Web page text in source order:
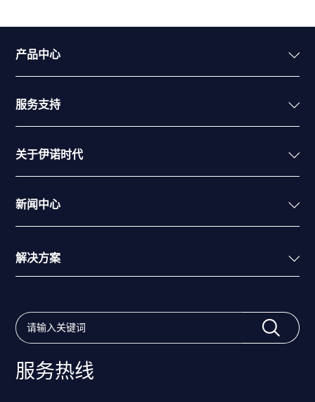
产品中心
服务支持
关于伊诺时代
新闻中心
解决方案
服务热线